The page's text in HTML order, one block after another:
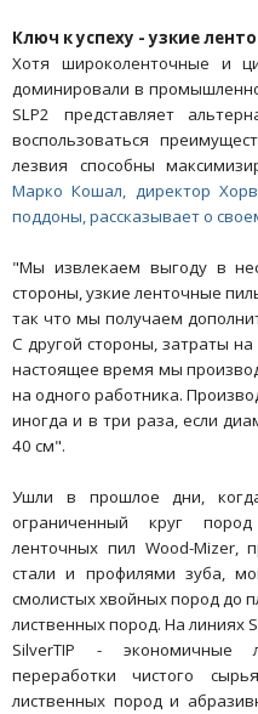
Ключ к успеху - узкие
Хотя широколенточные и
доминировали в
SLP2 представляет
воспользоваться
лезвия способны
Марко Кошал, директор
поддоны, рассказывает о
"Мы извлекаем выгоду в
стороны, узкие ленточные
так что мы получаем
С другой стороны, затраты на
настоящее время мы
на одного работника.
иногда и в три раза, если
40 см".
Ушли в прошлое дни,
ограниченный круг
ленточных пил Wood-Mizer,
стали и профилями зуба,
смолистых хвойных пород до
лиственных пород. На линиях
SilverTIP - экономичные
переработки чистого
лиственных пород и